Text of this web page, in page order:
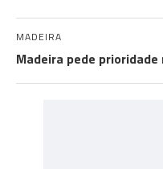
MADEIRA
Madeira pede